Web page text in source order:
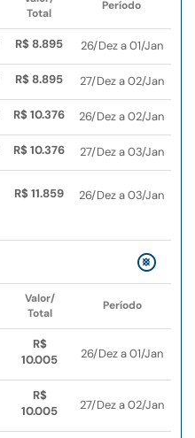
Total
Período
R$ 8.895 26/Dez a 01/Jan
R$ 8.895 27/Dez a 02/Jan
R$ 10.376 26/Dez a 02/Jan
R$ 10.376 27/Dez a 03/Jan
R$ 11.859 26/Dez a 03/Jan
Valor/
Total
Período
R$
10.005
26/Dez a 01/Jan
R$
10.005
27/Dez a 02/Jan